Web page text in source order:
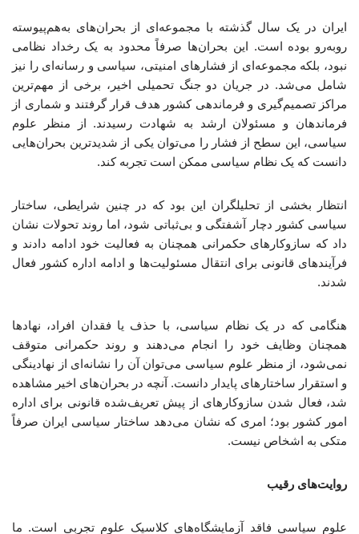
ایران در یک سال گذشته با مجموعه‌ای از بحران‌های به‌هم‌پیوسته
روبه‌رو بوده است. این بحران‌ها صرفاً محدود به یک رخداد نظامی
نبود، بلکه مجموعه‌ای از فشارهای امنیتی، سیاسی و رسانه‌ای را نیز
شامل می‌شد. در جریان دو جنگ تحمیلی اخیر، برخی از مهم‌ترین
مراکز تصمیم‌گیری و فرماندهی کشور هدف قرار گرفتند و شماری از
فرماندهان و مسئولان ارشد به شهادت رسیدند. از منظر علوم
سیاسی، این سطح از فشار را می‌توان یکی از شدیدترین بحران‌هایی
دانست که یک نظام سیاسی ممکن است تجربه کند.
انتظار بخشی از تحلیلگران این بود که در چنین شرایطی، ساختار
سیاسی کشور دچار آشفتگی و بی‌ثباتی شود، اما روند تحولات نشان
داد که سازوکارهای حکمرانی همچنان به فعالیت خود ادامه دادند و
فرآیندهای قانونی برای انتقال مسئولیت‌ها و ادامه اداره کشور فعال
شدند.
هنگامی که در یک نظام سیاسی، با حذف یا فقدان افراد، نهادها
همچنان وظایف خود را انجام می‌دهند و روند حکمرانی متوقف
نمی‌شود، از منظر علوم سیاسی می‌توان آن را نشانه‌ای از نهادینگی
و استقرار ساختارهای پایدار دانست. آنچه در بحران‌های اخیر مشاهده
شد، فعال شدن سازوکارهای از پیش تعریف‌شده قانونی برای اداره
امور کشور بود؛ امری که نشان می‌دهد ساختار سیاسی ایران صرفاً
متکی به اشخاص نیست.
روایت‌های رقیب
علوم ‌سیاسی فاقد آزمایشگاه‌های کلاسیک علوم تجربی است. ما